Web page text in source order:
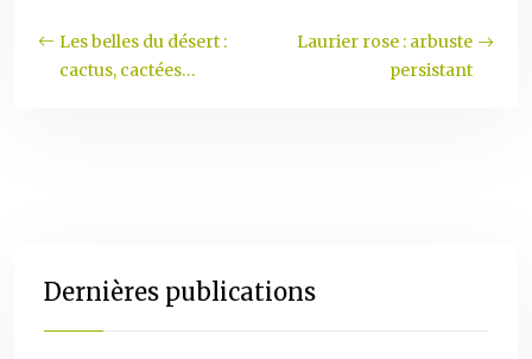
Les belles du désert :
cactus, cactées…
Laurier rose : arbuste
persistant
Dernières publications